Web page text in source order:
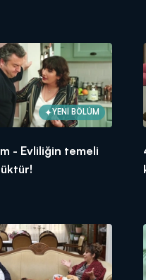
YENİ BÖLÜM
- Evliliğin temeli